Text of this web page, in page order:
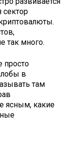
сектор
так много.
просто
в
там
ясным, какие